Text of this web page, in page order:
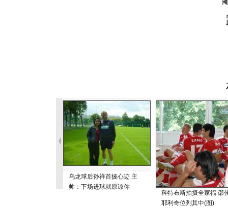
乌龙球后孙祥首披心迹 主
帅：下场进球就原谅你
科特布斯拍摄全家福 邵
耶利奇位列其中(图)